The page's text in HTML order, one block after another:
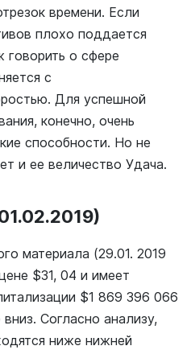
времени. Если
плохо поддается
говорить о сфере
с
Для успешной
конечно, очень
способности. Но не
и ее величество Удача.
материала (29.01. 2019
$31, 04 и имеет
$1 869 396 066
Согласно анализу,
ниже нижней